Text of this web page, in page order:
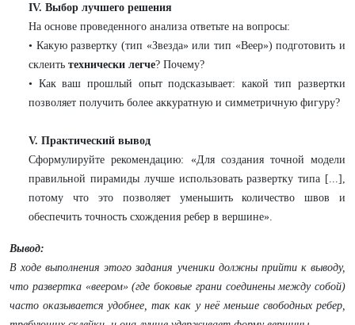
IV. Выбор лучшего решения
На основе проведенного анализа ответьте на вопросы:
• Какую развертку (тип «Звезда» или тип «Веер») подготовить и
склеитьтехнически легче? Почему?
• Как ваш прошлый опыт подсказывает: какой тип развертки
позволяет получить более аккуратную и симметричную фигуру?
V. Практический вывод
Сформулируйте рекомендацию: «Для создания точной модели
правильной пирамиды лучше использовать развертку типа [...],
потому что это позволяет уменьшить количество швов и
обеспечить точность схождения ребер в вершине».
Вывод:
В ходе выполнения этого задания ученики должны прийти к выводу,
что развертка «веером» (где боковые грани соединены между собой)
часто оказывается удобнее, так как у неё меньше свободных ребер,